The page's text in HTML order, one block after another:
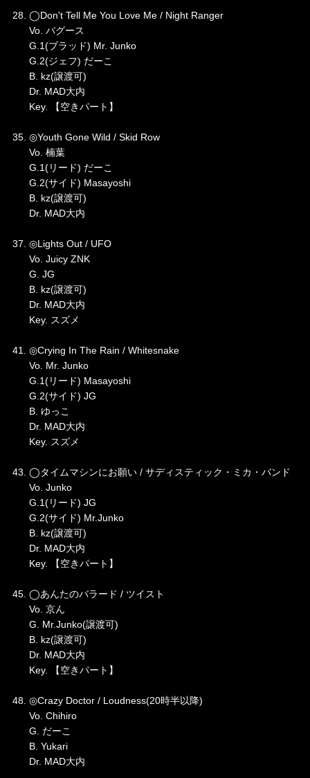
28. ◯Don't Tell Me You Love Me / Night Ranger
Vo. バグース
G.1(ブラッド) Mr. Junko
G.2(ジェフ) だーこ
B. kz(譲渡可)
Dr. MAD大内
Key. 【空きパート】
35. ◎Youth Gone Wild / Skid Row
Vo. 楠葉
G.1(リード) だーこ
G.2(サイド) Masayoshi
B. kz(譲渡可)
Dr. MAD大内
37. ◎Lights Out / UFO
Vo. Juicy ZNK
G. JG
B. kz(譲渡可)
Dr. MAD大内
Key. スズメ
41. ◎Crying In The Rain / Whitesnake
Vo. Mr. Junko
G.1(リード) Masayoshi
G.2(サイド) JG
B. ゆっこ
Dr. MAD大内
Key. スズメ
43. ◯タイムマシンにお願い / サディスティック・ミカ・バンド
Vo. Junko
G.1(リード) JG
G.2(サイド) Mr.Junko
B. kz(譲渡可)
Dr. MAD大内
Key. 【空きパート】
45. ◯あんたのバラード / ツイスト
Vo. 京ん
G. Mr.Junko(譲渡可)
B. kz(譲渡可)
Dr. MAD大内
Key. 【空きパート】
48. ◎Crazy Doctor / Loudness(20時半以降)
Vo. Chihiro
G. だーこ
B. Yukari
Dr. MAD大内